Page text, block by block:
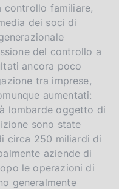
controllo familiare,
dei soci di
del controllo a
ancora poco
tra imprese,
aumentati:
lombarde oggetto di
sono state
circa 250 miliardi di
aziende di
le operazioni di
generalmente